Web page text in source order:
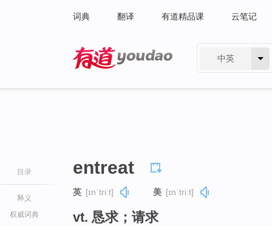
词典 翻译 有道精品课 云笔记
中英
目录
释义
权威词典
entreat
英 [ɪnˈtriːt] 美 [ɪnˈtriːt]
vt. 恳求；请求